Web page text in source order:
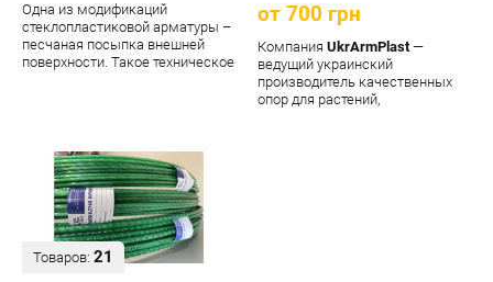
Одна из модификаций
стеклопластиковой арматуры –
песчаная посыпка внешней
поверхности. Такое техническое
от 700 грн
Компания UkrArmPlast—
ведущий украинский
производитель качественных
опор для растений,
Товаров: 21